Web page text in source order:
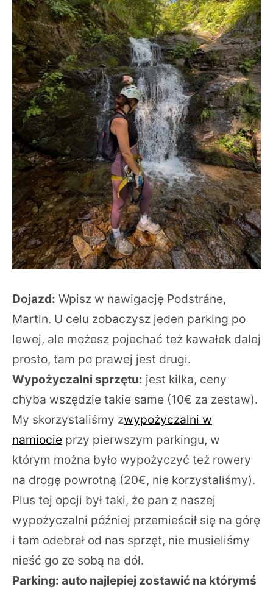
Dojazd: Wpisz w nawigację Podstráne,
Martin. U celu zobaczysz jeden parking po
lewej, ale możesz pojechać też kawałek dalej
prosto, tam po prawej jest drugi.
Wypożyczalni sprzętu: jest kilka, ceny
chyba wszędzie takie same (10€ za zestaw).
My skorzystaliśmy zwypożyczalni w
namiocie przy pierwszym parkingu, w
którym można było wypożyczyć też rowery
na drogę powrotną (20€, nie korzystaliśmy).
Plus tej opcji był taki, że pan z naszej
wypożyczalni później przemieścił się na górę
i tam odebrał od nas sprzęt, nie musieliśmy
nieść go ze sobą na dół.
Parking: auto najlepiej zostawić na którymś